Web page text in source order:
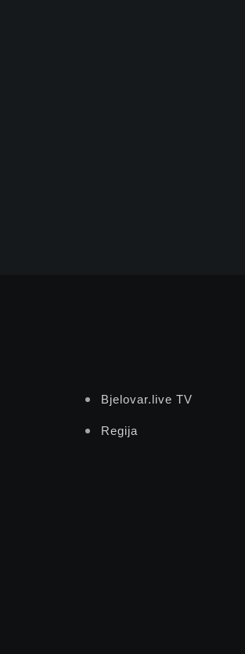
Bjelovar.live TV
Regija